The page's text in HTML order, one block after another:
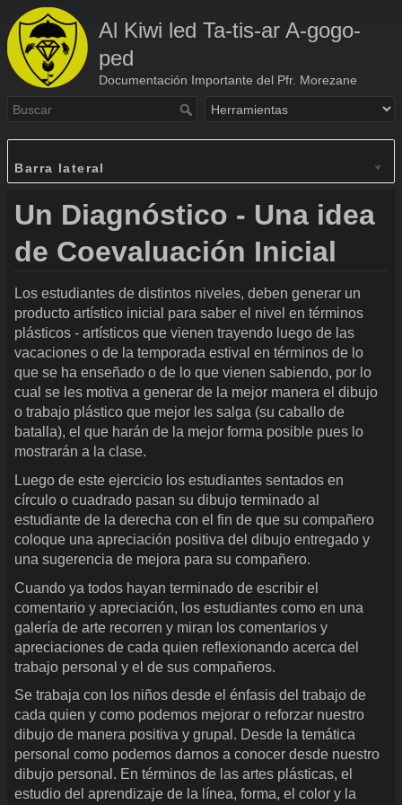
Al Kiwi led Ta-tis-ar A-gogo-
ped
Documentación Importante del Pfr. Morezane
Barra lateral
Un Diagnóstico - Una idea
de Coevaluación Inicial
Los estudiantes de distintos niveles, deben generar un
producto artístico inicial para saber el nivel en términos
plásticos - artísticos que vienen trayendo luego de las
vacaciones o de la temporada estival en términos de lo
que se ha enseñado o de lo que vienen sabiendo, por lo
cual se les motiva a generar de la mejor manera el dibujo
o trabajo plástico que mejor les salga (su caballo de
batalla), el que harán de la mejor forma posible pues lo
mostrarán a la clase.
Luego de este ejercicio los estudiantes sentados en
círculo o cuadrado pasan su dibujo terminado al
estudiante de la derecha con el fin de que su compañero
coloque una apreciación positiva del dibujo entregado y
una sugerencia de mejora para su compañero.
Cuando ya todos hayan terminado de escribir el
comentario y apreciación, los estudiantes como en una
galería de arte recorren y miran los comentarios y
apreciaciones de cada quien reflexionando acerca del
trabajo personal y el de sus compañeros.
Se trabaja con los niños desde el énfasis del trabajo de
cada quien y como podemos mejorar o reforzar nuestro
dibujo de manera positiva y grupal. Desde la temática
personal como podemos darnos a conocer desde nuestro
dibujo personal. En términos de las artes plásticas, el
estudio del aprendizaje de la línea, forma, el color y la